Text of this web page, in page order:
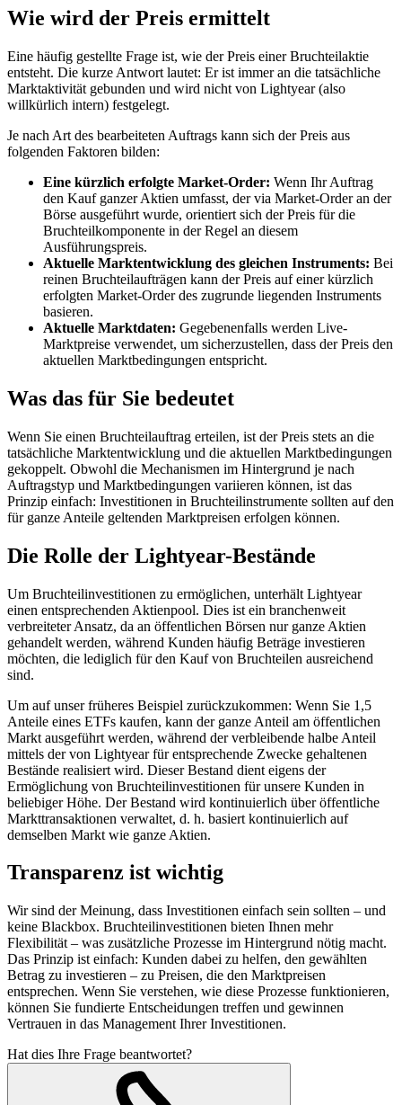
Wie wird der Preis ermittelt
Eine häufig gestellte Frage ist, wie der Preis einer Bruchteilaktie
entsteht. Die kurze Antwort lautet: Er ist immer an die tatsächliche
Marktaktivität gebunden und wird nicht von Lightyear (also
willkürlich intern) festgelegt.
Je nach Art des bearbeiteten Auftrags kann sich der Preis aus
folgenden Faktoren bilden:
Eine kürzlich erfolgte Market-Order: Wenn Ihr Auftrag
den Kauf ganzer Aktien umfasst, der via Market-Order an der
Börse ausgeführt wurde, orientiert sich der Preis für die
Bruchteilkomponente in der Regel an diesem
Ausführungspreis.
Aktuelle Marktentwicklung des gleichen Instruments: Bei
reinen Bruchteilaufträgen kann der Preis auf einer kürzlich
erfolgten Market-Order des zugrunde liegenden Instruments
basieren.
Aktuelle Marktdaten: Gegebenenfalls werden Live-
Marktpreise verwendet, um sicherzustellen, dass der Preis den
aktuellen Marktbedingungen entspricht.
Was das für Sie bedeutet
Wenn Sie einen Bruchteilauftrag erteilen, ist der Preis stets an die
tatsächliche Marktentwicklung und die aktuellen Marktbedingungen
gekoppelt. Obwohl die Mechanismen im Hintergrund je nach
Auftragstyp und Marktbedingungen variieren können, ist das
Prinzip einfach: Investitionen in Bruchteilinstrumente sollten auf den
für ganze Anteile geltenden Marktpreisen erfolgen können.
Die Rolle der Lightyear-Bestände
Um Bruchteilinvestitionen zu ermöglichen, unterhält Lightyear
einen entsprechenden Aktienpool. Dies ist ein branchenweit
verbreiteter Ansatz, da an öffentlichen Börsen nur ganze Aktien
gehandelt werden, während Kunden häufig Beträge investieren
möchten, die lediglich für den Kauf von Bruchteilen ausreichend
sind.
Um auf unser früheres Beispiel zurückzukommen: Wenn Sie 1,5
Anteile eines ETFs kaufen, kann der ganze Anteil am öffentlichen
Markt ausgeführt werden, während der verbleibende halbe Anteil
mittels der von Lightyear für entsprechende Zwecke gehaltenen
Bestände realisiert wird. Dieser Bestand dient eigens der
Ermöglichung von Bruchteilinvestitionen für unsere Kunden in
beliebiger Höhe. Der Bestand wird kontinuierlich über öffentliche
Markttransaktionen verwaltet, d. h. basiert kontinuierlich auf
demselben Markt wie ganze Aktien.
Transparenz ist wichtig
Wir sind der Meinung, dass Investitionen einfach sein sollten – und
keine Blackbox. Bruchteilinvestitionen bieten Ihnen mehr
Flexibilität – was zusätzliche Prozesse im Hintergrund nötig macht.
Das Prinzip ist einfach: Kunden dabei zu helfen, den gewählten
Betrag zu investieren – zu Preisen, die den Marktpreisen
entsprechen. Wenn Sie verstehen, wie diese Prozesse funktionieren,
können Sie fundierte Entscheidungen treffen und gewinnen
Vertrauen in das Management Ihrer Investitionen.
Hat dies Ihre Frage beantwortet?